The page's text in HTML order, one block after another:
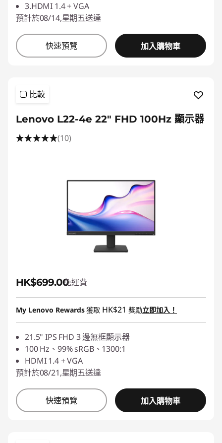
3.HDMI 1.4 + VGA
預計於08/14,星期五送達
快速預覽 加入購物車
比較
Lenovo L22-4e 22" FHD 100Hz 顯示器
(10)
HK$699.00免運費
My Lenovo Rewards獲取 HK$21 獎勵立即加入！
21.5" IPS FHD 3 邊無框顯示器
100 Hz、99% sRGB、1300:1
HDMI 1.4 + VGA
預計於08/21,星期五送達
快速預覽 加入購物車